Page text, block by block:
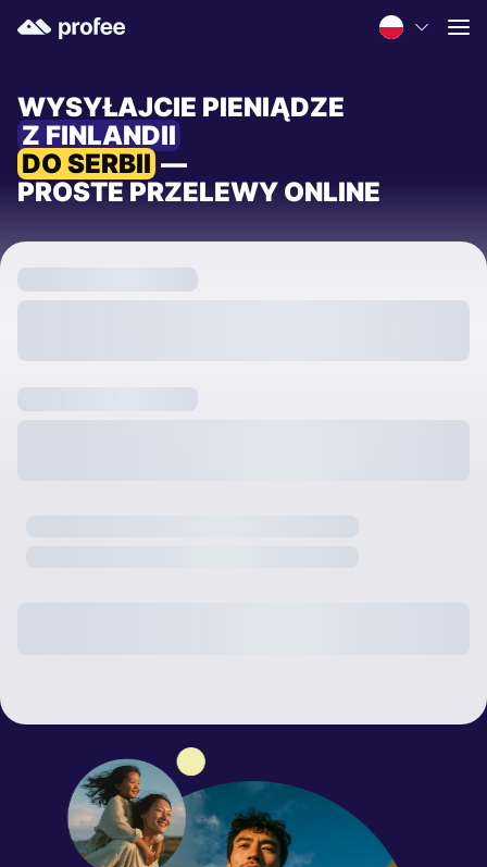
WYSYŁAJCIE PIENIĄDZE
Z FINLANDII
DO SERBII —
PROSTE PRZELEWY ONLINE